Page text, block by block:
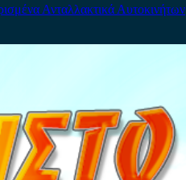
Ανταλλακτικά Αυτοκινήτων